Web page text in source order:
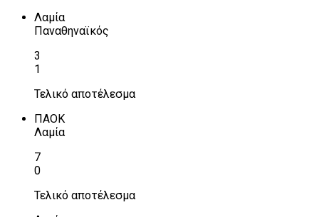
Λαμία
Παναθηναϊκός
3
1
Τελικό αποτέλεσμα
ΠΑΟΚ
Λαμία
7
0
Τελικό αποτέλεσμα